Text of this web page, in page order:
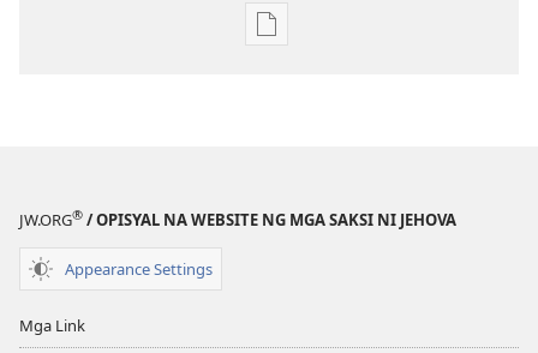
Opsiyon
MAGASIN
JW.ORG® / OPISYAL NA WEBSITE NG MGA SAKSI NI JEHOVA
Appearance Settings
Mga Link